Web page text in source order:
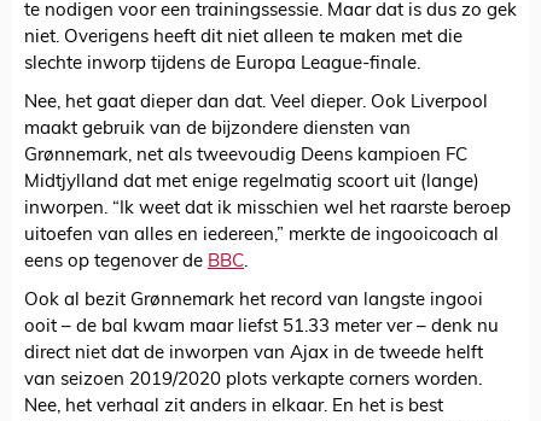
te nodigen voor een trainingssessie. Maar dat is dus zo gek
niet. Overigens heeft dit niet alleen te maken met die
slechte inworp tijdens de Europa League-finale.
Nee, het gaat dieper dan dat. Veel dieper. Ook Liverpool
maakt gebruik van de bijzondere diensten van
Grønnemark, net als tweevoudig Deens kampioen FC
Midtjylland dat met enige regelmatig scoort uit (lange)
inworpen. “Ik weet dat ik misschien wel het raarste beroep
uitoefen van alles en iedereen,” merkte de ingooicoach al
eens op tegenover de BBC.
Ook al bezit Grønnemark het record van langste ingooi
ooit – de bal kwam maar liefst 51.33 meter ver – denk nu
direct niet dat de inworpen van Ajax in de tweede helft
van seizoen 2019/2020 plots verkapte corners worden.
Nee, het verhaal zit anders in elkaar. En het is best